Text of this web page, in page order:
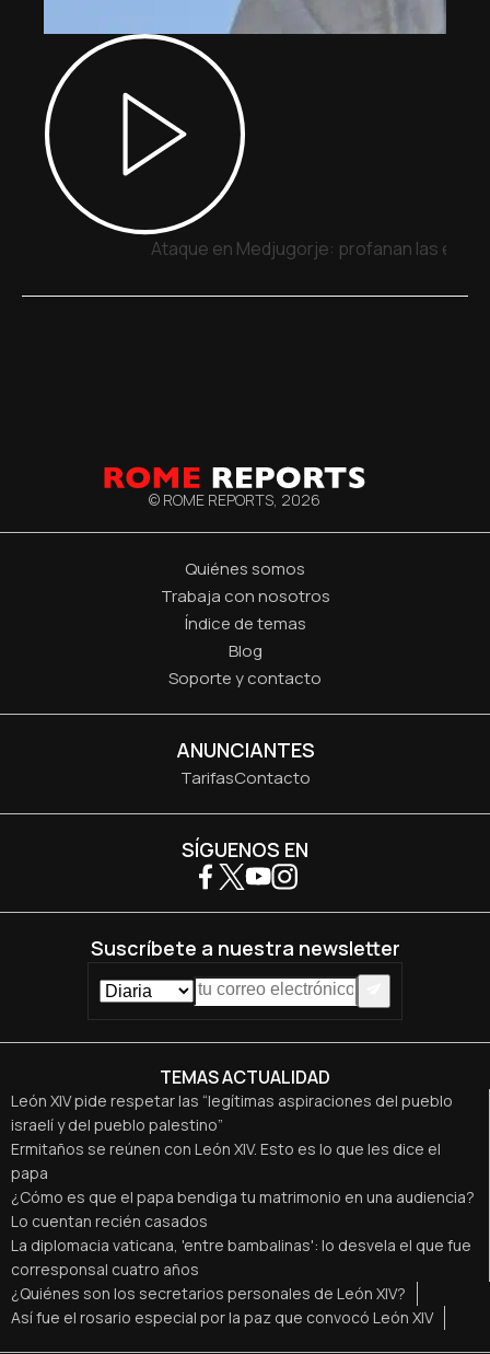
Ataque en Medjugorje: profanan las
© ROME REPORTS, 2026
Quiénes somos
Trabaja con nosotros
Índice de temas
Blog
Soporte y contacto
ANUNCIANTES
TarifasContacto
TEMAS ACTUALIDAD
León XIV pide respetar las “legítimas aspiraciones del pueblo
israelí y del pueblo palestino”
Ermitaños se reúnen con León XIV. Esto es lo que les dice el
papa
¿Cómo es que el papa bendiga tu matrimonio en una audiencia?
Lo cuentan recién casados
La diplomacia vaticana, 'entre bambalinas': lo desvela el que fue
corresponsal cuatro años
¿Quiénes son los secretarios personales de León XIV?
Así fue el rosario especial por la paz que convocó León XIV
SÍGUENOS EN
Suscríbete a nuestra newsletter